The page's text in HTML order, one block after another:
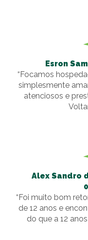
Esron
“Focamos
simplesmente
atenciosos e
Alex Sandro
“Foi muito bom
de 12 anos e
do que a 12